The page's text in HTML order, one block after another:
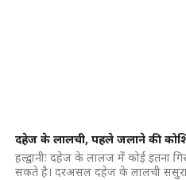
दहेज के लालची, पहले जलाने की
हल्द्वानीः दहेज के लालज में कोई इतना
सकते है। दरअसल दहेज के लालची